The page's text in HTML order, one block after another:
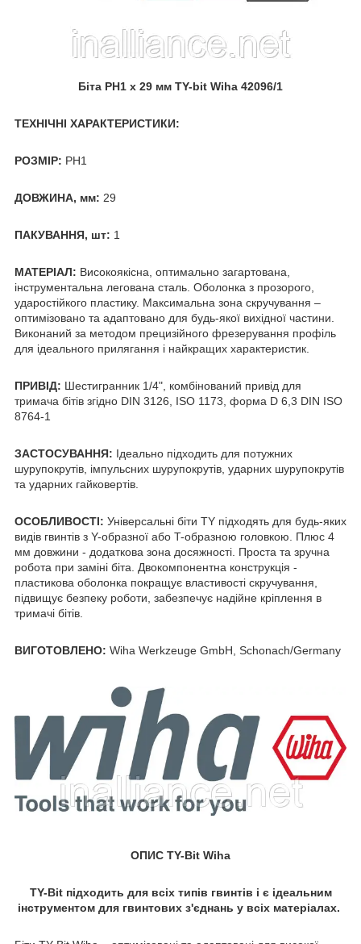
Біта PH1 х 29 мм TY-bit Wiha 42096/1
ТЕХНІЧНІ ХАРАКТЕРИСТИКИ:
РОЗМІР: PH1
ДОВЖИНА, мм: 29
ПАКУВАННЯ, шт: 1
МАТЕРІАЛ: Високоякісна, оптимально загартована,
інструментальна легована сталь. Оболонка з прозорого,
ударостійкого пластику. Максимальна зона скручування –
оптимізовано та адаптовано для будь-якої вихідної частини.
Виконаний за методом прецизійного фрезерування профіль
для ідеального прилягання і найкращих характеристик.
ПРИВІД: Шестигранник 1/4", комбінований привід для
тримача бітів згідно DIN 3126, ISO 1173, форма D 6,3 DIN ISO
8764-1
ЗАСТОСУВАННЯ: Ідеально підходить для потужних
шурупокрутів, імпульсних шурупокрутів, ударних шурупокрутів
та ударних гайковертів.
ОСОБЛИВОСТІ: Універсальні біти TY підходять для будь-яких
видів гвинтів з Y-образної або T-образною головкою. Плюс 4
мм довжини - додаткова зона досяжності. Проста та зручна
робота при заміні біта. Двокомпонентна конструкція -
пластикова оболонка покращує властивості скручування,
підвищує безпеку роботи, забезпечує надійне кріплення в
тримачі бітів.
ВИГОТОВЛЕНО: Wiha Werkzeuge GmbH, Schonach/Germany
ОПИС TY-Bit Wiha
TY-Bit підходить для всіх типів гвинтів і є ідеальним
інструментом для гвинтових з'єднань у всіх матеріалах.